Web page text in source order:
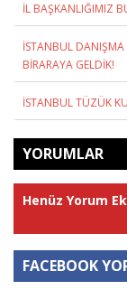
İL BAŞKANLIĞIMIZ
İSTANBUL
BİRARAYA GELDİK!
İSTANBUL TÜZÜK
YORUMLAR
Henüz Yorum
FACEBOOK